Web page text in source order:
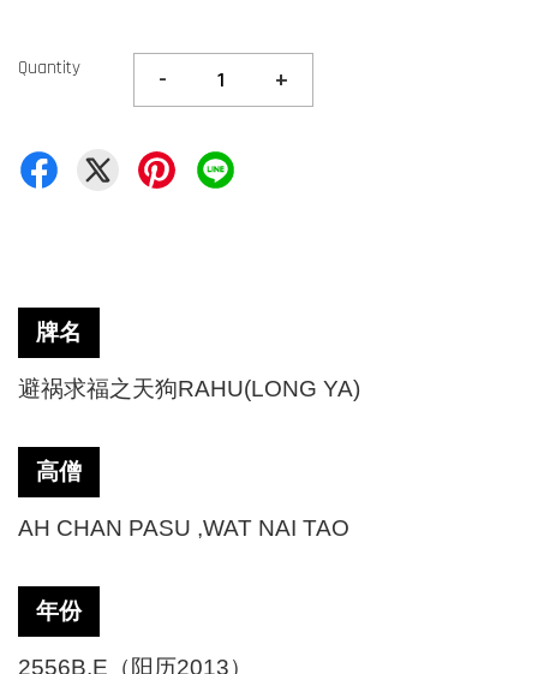
Quantity - +
牌名
避祸求福之天狗RAHU(LONG YA)
高僧
AH CHAN PASU ,WAT NAI TAO
年份
2556B.E（阳历2013）